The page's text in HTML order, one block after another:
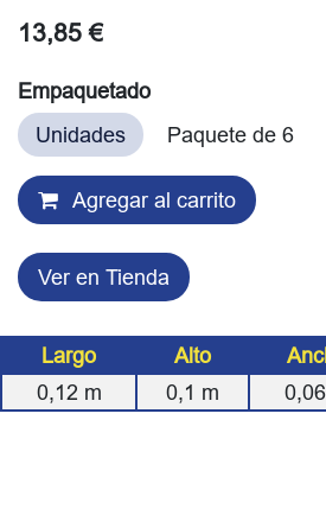
13,85 €
Empaquetado
Unidades
Paquete de 6
Agregar al carrito
Ver en Tienda
Largo Alto
0,12 m 0,1 m 0,06